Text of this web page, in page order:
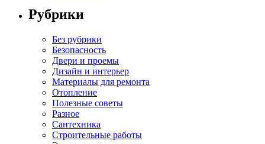
Рубрики
Без рубрики
Безопасность
Двери и проемы
Дизайн и интерьер
Материалы для ремонта
Отопление
Полезные советы
Разное
Сантехника
Строительные работы